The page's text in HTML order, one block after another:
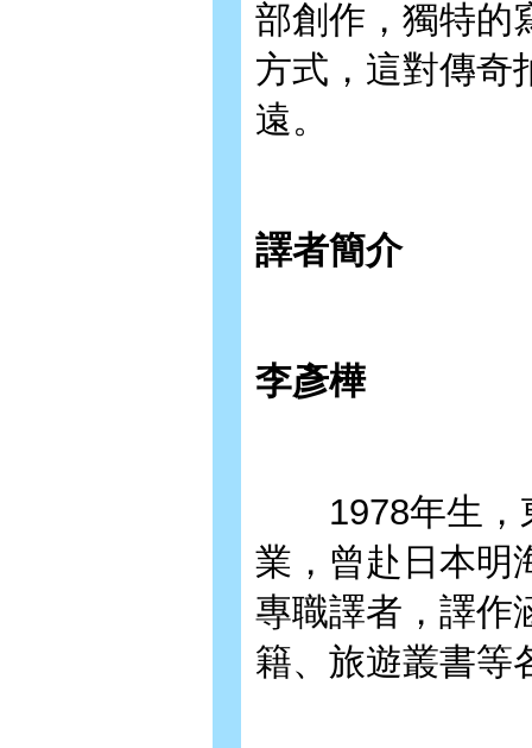
部創作，獨特的
方式，這對傳奇
遠。
譯者簡介
李彥樺
1978年生，
業，曾赴日本明
專職譯者，譯作
籍、旅遊叢書等